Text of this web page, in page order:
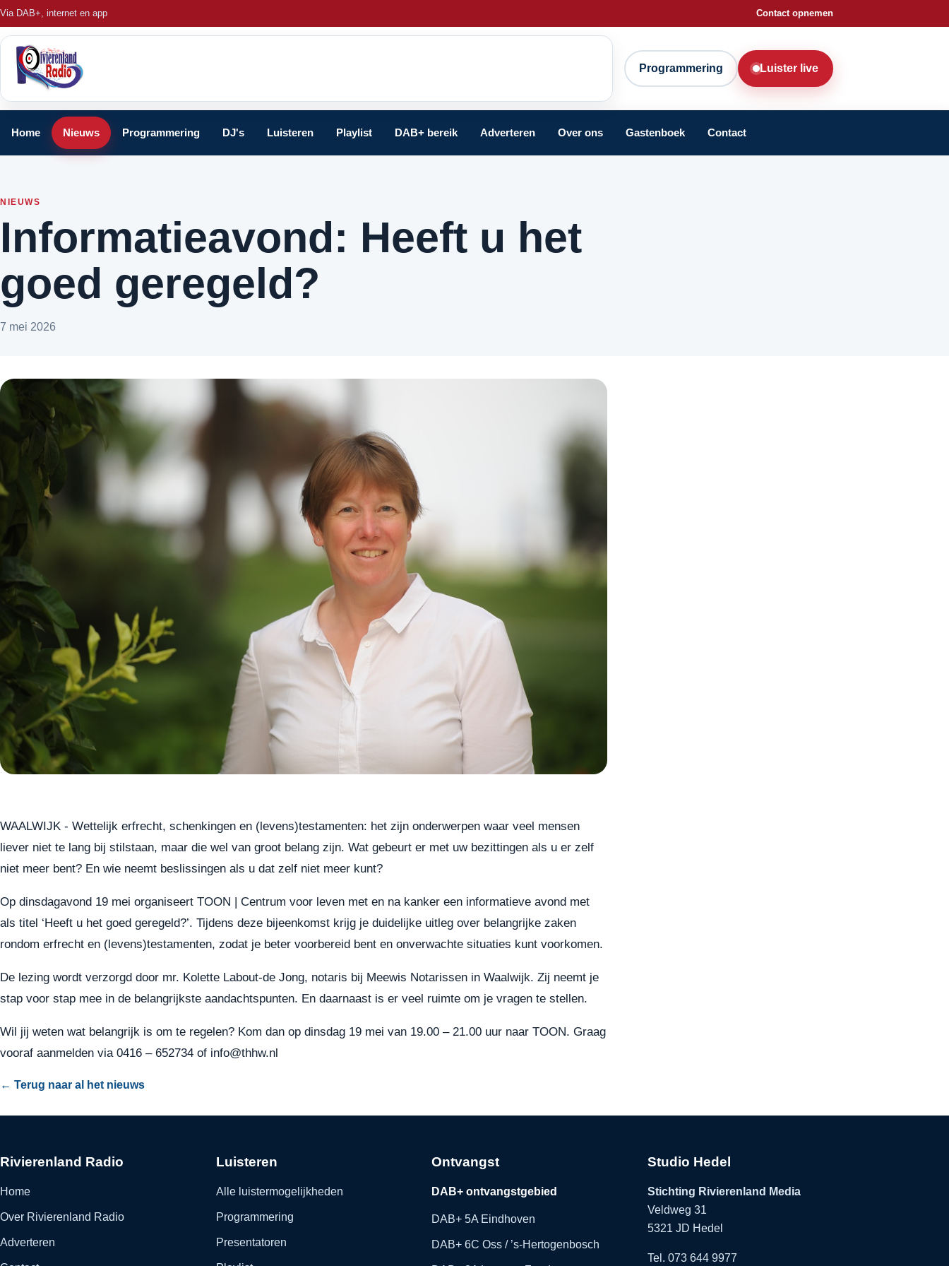
Via DAB+, internet en app Contact opnemen
Programmering Luister live
Home Nieuws Programmering DJ's Luisteren Playlist DAB+ bereik Adverteren Over ons Gastenboek Contact
NIEUWS
Informatieavond: Heeft u het
goed geregeld?
7 mei 2026
WAALWIJK - Wettelijk erfrecht, schenkingen en (levens)testamenten: het zijn onderwerpen waar veel mensen
liever niet te lang bij stilstaan, maar die wel van groot belang zijn. Wat gebeurt er met uw bezittingen als u er zelf
niet meer bent? En wie neemt beslissingen als u dat zelf niet meer kunt?
Op dinsdagavond 19 mei organiseert TOON | Centrum voor leven met en na kanker een informatieve avond met
als titel ‘Heeft u het goed geregeld?’. Tijdens deze bijeenkomst krijg je duidelijke uitleg over belangrijke zaken
rondom erfrecht en (levens)testamenten, zodat je beter voorbereid bent en onverwachte situaties kunt voorkomen.
De lezing wordt verzorgd door mr. Kolette Labout-de Jong, notaris bij Meewis Notarissen in Waalwijk. Zij neemt je
stap voor stap mee in de belangrijkste aandachtspunten. En daarnaast is er veel ruimte om je vragen te stellen.
Wil jij weten wat belangrijk is om te regelen? Kom dan op dinsdag 19 mei van 19.00 – 21.00 uur naar TOON. Graag
vooraf aanmelden via 0416 – 652734 of info@thhw.nl
← Terug naar al het nieuws
Rivierenland Radio
Home
Over Rivierenland Radio
Adverteren
Luisteren
Alle luistermogelijkheden
Programmering
Presentatoren
Ontvangst
DAB+ ontvangstgebied
DAB+ 5A Eindhoven
DAB+ 6C Oss / ’s-Hertogenbosch
Studio Hedel
Stichting Rivierenland Media
Veldweg 31
5321 JD Hedel
Tel. 073 644 9977